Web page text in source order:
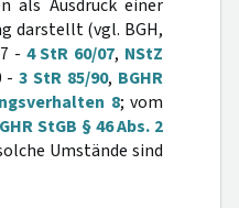
als Ausdruck einer
darstellt (vgl. BGH,
- 4 StR 60/07, NStZ
-3 StR 85/90, BGHR
8; vom
StGB § 46 Abs. 2
Umstände sind